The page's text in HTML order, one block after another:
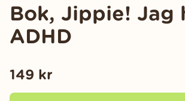
Bok, Jippie! Jag
ADHD
149 kr